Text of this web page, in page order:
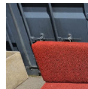
je
0,0
z
5